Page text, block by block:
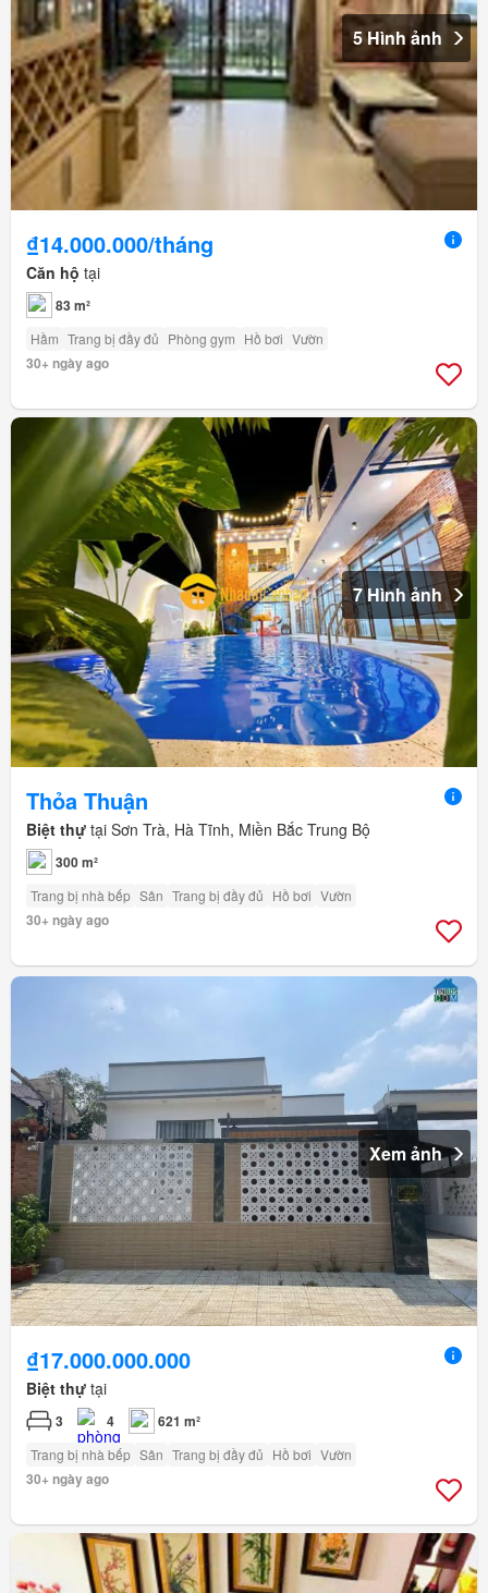
5 Hình ảnh
₫14.000.000/tháng
Căn hộ tại
83 m²
Hầm Trang bị đầy đủ Phòng gym Hồ bơi Vườn
30+ ngày ago
7 Hình ảnh
Thỏa Thuận
Biệt thự tại Sơn Trà, Hà Tĩnh, Miền Bắc Trung Bộ
300 m²
Trang bị nhà bếp Sân Trang bị đầy đủ Hồ bơi Vườn
30+ ngày ago
Xem ảnh
₫17.000.000.000
Biệt thự tại
3 4 621 m²
Trang bị nhà bếp Sân Trang bị đầy đủ Hồ bơi Vườn
30+ ngày ago